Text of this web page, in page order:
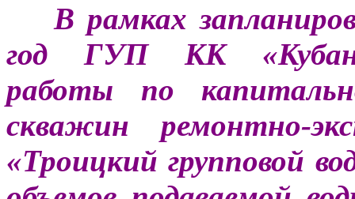
В рамках
год ГУП КК
работы по
скважин ремонтно-
«Троицкий групповой